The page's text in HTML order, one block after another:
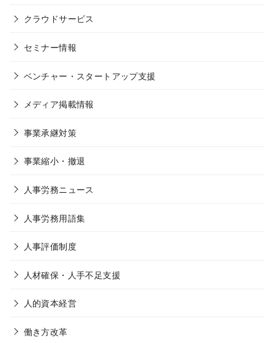
クラウドサービス
セミナー情報
ベンチャー・スタートアップ支援
メディア掲載情報
事業承継対策
事業縮小・撤退
人事労務ニュース
人事労務用語集
人事評価制度
人材確保・人手不足支援
人的資本経営
働き方改革